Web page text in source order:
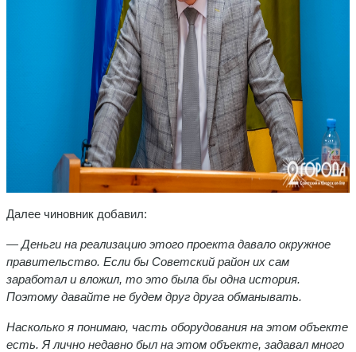
Далее чиновник добавил:
— Деньги на реализацию этого проекта давало окружное
правительство. Если бы Советский район их сам
заработал и вложил, то это была бы одна история.
Поэтому давайте не будем друг друга обманывать.
Насколько я понимаю, часть оборудования на этом объекте
есть. Я лично недавно был на этом объекте, задавал много